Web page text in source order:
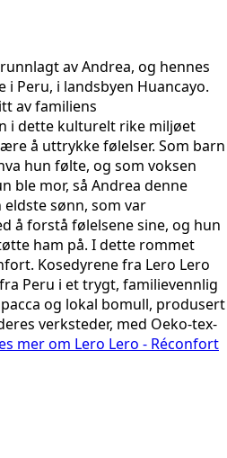
av Andrea, og hennes
Peru, i landsbyen Huancayo.
av familiens
i dette kulturelt rike miljøet
å uttrykke følelser. Som barn
hun følte, og som voksen
ble mor, så Andrea denne
sønn, som var
å forstå følelsene sine, og hun
ham på. I dette rommet
Kosedyrene fra Lero Lero
Peru i et trygt, familievennlig
og lokal bomull, produsert
verksteder, med Oeko-tex-
mer om Lero Lero - Réconfort